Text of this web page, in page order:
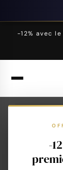
-12% avec
-